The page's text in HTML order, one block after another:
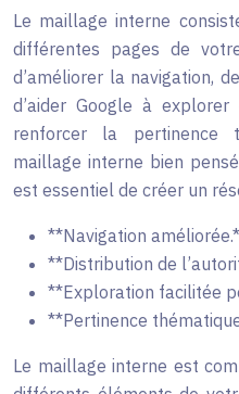
Le maillage interne
différentes pages de
d’améliorer la navigation,
d’aider Google à
renforcer la pertinence
maillage interne bien
est essentiel de créer un
**Navigation
**Distribution de
**Exploration facilitée
**Pertinence
Le maillage interne est